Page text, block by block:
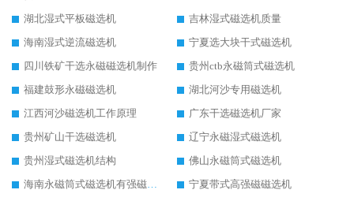
湖北湿式平板磁选机
吉林湿式磁选机质量
海南湿式逆流磁选机
宁夏选大块干式磁选机
四川铁矿干选永磁磁选机制作
贵州ctb永磁筒式磁选机
福建鼓形永磁磁选机
湖北河沙专用磁选机
江西河沙磁选机工作原理
广东干选磁选机厂家
贵州矿山干选磁选机
辽宁永磁湿式磁选机
贵州湿式磁选机结构
佛山永磁筒式磁选机
海南永磁筒式磁选机有强磁的吗
宁夏带式高强磁磁选机